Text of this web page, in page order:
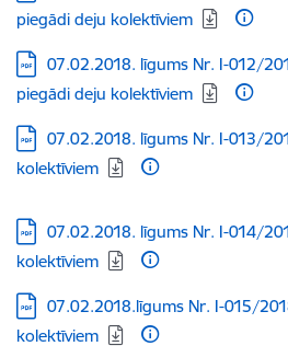
piegādi deju kolektīviem
Lejupielādēt:
07.02.2018. līgums Nr. I-012/
piegādi deju kolektīviem
Lejupielādēt:
07.02.2018. līgums Nr. I-013/
kolektīviem
Lejupielādēt:
07.02.2018. līgums Nr. I-014/
kolektīviem
Lejupielādēt:
07.02.2018.līgums Nr. I-015/
kolektīviem